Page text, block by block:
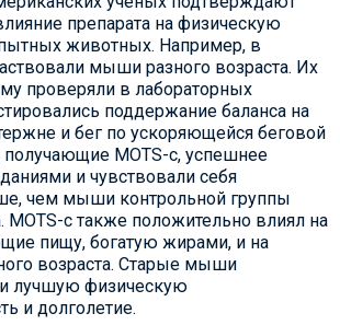
препарата на физическую
животных. Например, в
мыши разного возраста. Их
проверяли в лабораторных
поддержание баланса на
и бег по ускоряющейся беговой
MOTS-c, успешнее
и чувствовали себя
чем мыши контрольной группы
MOTS-c также положительно влиял на
пищу, богатую жирами, и на
возраста. Старые мыши
лучшую физическую
и долголетие.